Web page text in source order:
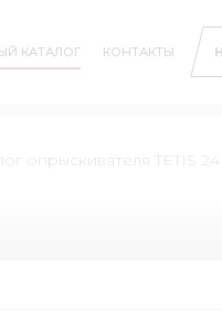
КАТАЛОГ КОНТАКТЫ
опрыскивателя TETIS